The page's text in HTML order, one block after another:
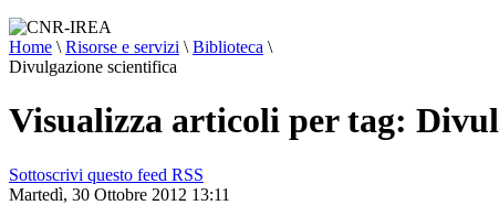
Home \ Risorse e servizi \ Biblioteca \
Divulgazione scientifica
Visualizza articoli per tag:
Sottoscrivi questo feed RSS
Martedì, 30 Ottobre 2012 13:11